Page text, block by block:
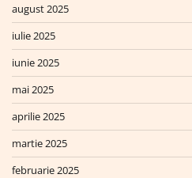
august 2025
iulie 2025
iunie 2025
mai 2025
aprilie 2025
martie 2025
februarie 2025